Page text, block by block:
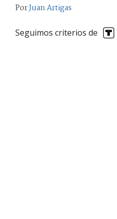
PorJuan Artigas
Seguimos criterios de